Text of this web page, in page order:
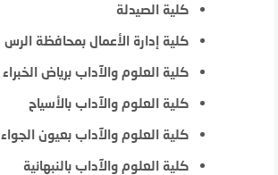
كلية الصيدلة
كلية إدارة الأعمال بمحافظة الرس
كلية العلوم والآداب برياض الخبراء
كلية العلوم والآداب بالأسياح
كلية العلوم والآداب بعيون الجواء
كلية العلوم والآداب بالنبهانية